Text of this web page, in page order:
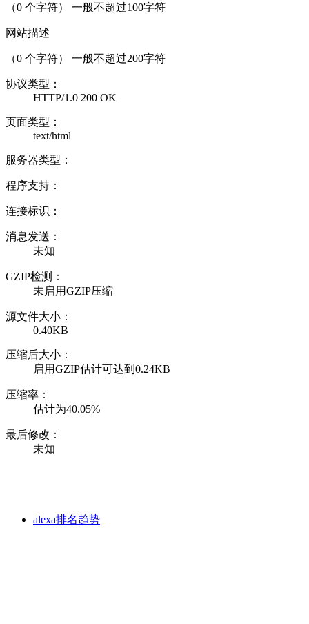
（0 个字符） 一般不超过100字符
网站描述
（0 个字符） 一般不超过200字符
协议类型：
HTTP/1.0 200 OK
页面类型：
text/html
服务器类型：
程序支持：
连接标识：
消息发送：
未知
GZIP检测：
未启用GZIP压缩
源文件大小：
0.40KB
压缩后大小：
启用GZIP估计可达到0.24KB
压缩率：
估计为40.05%
最后修改：
未知
alexa排名趋势